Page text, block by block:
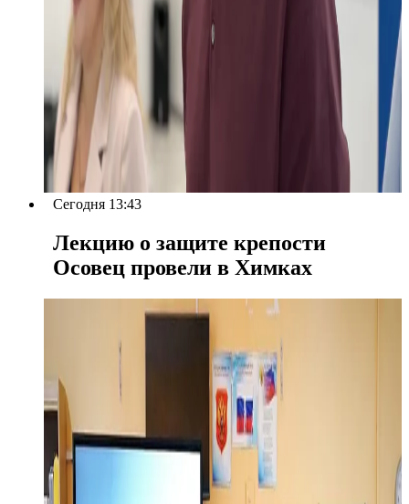
Сегодня 13:43
Лекцию о защите крепости
Осовец провели в Химках